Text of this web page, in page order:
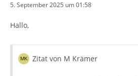
5. September 2025 um 01:58
Hallo,
Zitat von M Krämer